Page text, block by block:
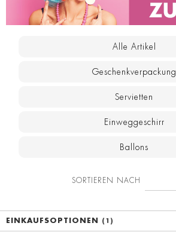
Alle Artikel
Geschenkverpackung
Servietten
Einweggeschirr
Ballons
SORTIEREN NACH
EINKAUFSOPTIONEN